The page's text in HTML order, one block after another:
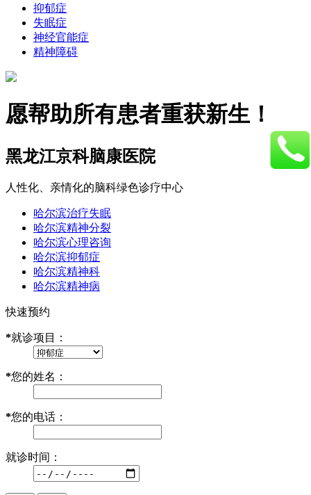
抑郁症
失眠症
神经官能症
精神障碍
愿帮助所有患者重获新生！
黑龙江京科脑康医院
人性化、亲情化的脑科绿色诊疗中心
哈尔滨治疗失眠
哈尔滨精神分裂
哈尔滨心理咨询
哈尔滨抑郁症
哈尔滨精神科
哈尔滨精神病
快速预约
*就诊项目：
*您的姓名：
*您的电话：
就诊时间：